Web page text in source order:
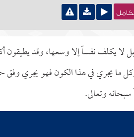
لا يكلف نفساً إلا وسعها، وقد يطيقون
ما يجري في هذا الكون فهو يجري وفق
وتعالى.